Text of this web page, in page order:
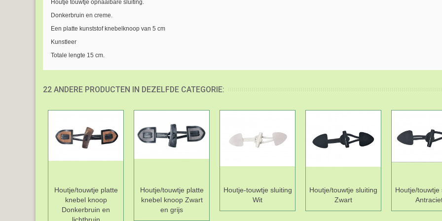
Houtje touwtje opnaaibare sluiting.
Donkerbruin en creme.
Een platte kunststof knebelknoop van 5 cm
Kunstleer
Totale lengte 15 cm.
22 ANDERE PRODUCTEN IN DEZELFDE CATEGORIE:
Houtje/touwtje platte
knebel knoop
Donkerbruin en
Houtje/touwtje platte
knebel knoop Zwart
en grijs
Houtje-touwtje sluiting
Wit
Houtje/touwtje sluiting
Zwart
Houtje/touwtje